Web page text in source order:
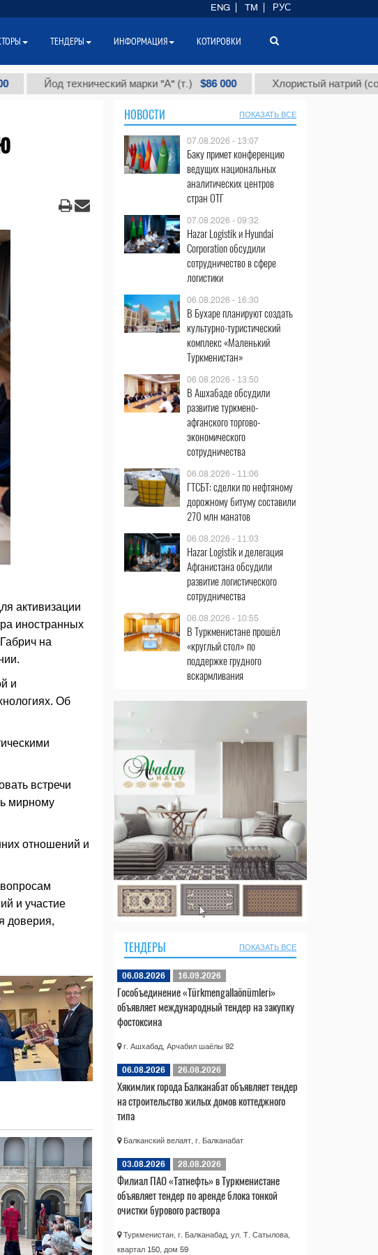
Йод технический марки "А" (т.) $86 000 Хлористый натрий (соль
активизации
иностранных
на
и
Об
встречи
мирному
отношений и
и участие
доверия,
НОВОСТИ ПОКАЗАТЬ ВСЕ
07.08.2026 - 13:07
Баку примет конференцию
ведущих национальных
аналитических центров
стран ОТГ
07.08.2026 - 09:32
Hazar Logistik и Hyundai
Corporation обсудили
сотрудничество в сфере
логистики
06.08.2026 - 16:30
В Бухаре планируют создать
культурно-туристический
комплекс «Маленький
Туркменистан»
06.08.2026 - 13:50
В Ашхабаде обсудили
развитие туркмено-
афганского торгово-
экономического
сотрудничества
06.08.2026 - 11:06
ГТСБТ: сделки по нефтяному
дорожному битуму составили
270 млн манатов
06.08.2026 - 11:03
Hazar Logistik и делегация
Афганистана обсудили
развитие логистического
сотрудничества
06.08.2026 - 10:55
В Туркменистане прошёл
«круглый стол» по
поддержке грудного
вскармливания
ТЕНДЕРЫ ПОКАЗАТЬ ВСЕ
06.08.2026 16.09.2026
Гособъединение «Türkmengallaönümleri»
объявляет международный тендер на закупку
фостоксина
г. Ашхабад, Арчабил шаёлы 92
06.08.2026 26.08.2026
Хякимлик города Балканабат объявляет тендер
на строительство жилых домов коттеджного
типа
Балканский велаят, г. Балканабат
03.08.2026 28.08.2026
Филиал ПАО «Татнефть» в Туркменистане
объявляет тендер по аренде блока тонкой
очистки бурового раствора
Туркменистан, г. Балканабад, ул. Т. Сатылова,
квартал 150, дом 59
ENG TM РУС
ТЕНДЕРЫ ИНФОРМАЦИЯ КОТИРОВКИ